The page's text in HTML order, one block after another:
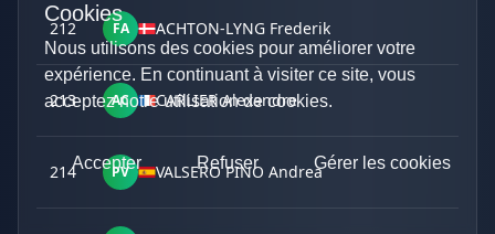
212 FA ACHTON-LYNG Frederik
213 AC CARLIER Alexandre
214 PV VALSERO PINO Andrea
Cookies
Nous utilisons des cookies pour améliorer votre
expérience. En continuant à visiter ce site, vous
acceptez notre utilisation de cookies.
Accepter Refuser Gérer les cookies